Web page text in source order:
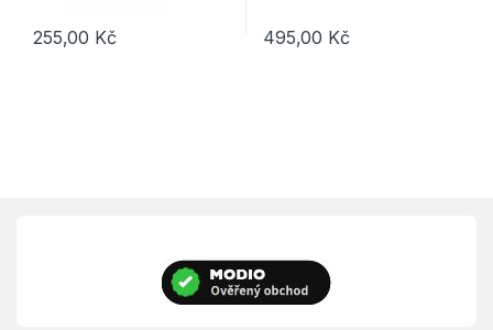
255,00 Kč
Tento produkt má více variant. Možnosti lze vybrat na stránce
495,00 Kč
Tento produkt má více